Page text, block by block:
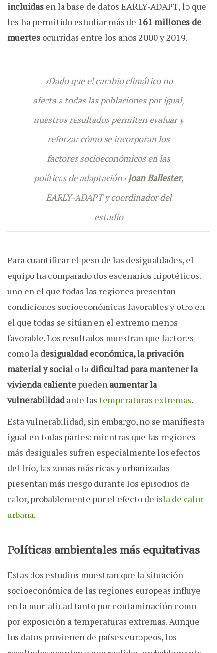
incluidas en la base de datos EARLY-ADAPT, lo que
les ha permitido estudiar más de 161 millones de
muertes ocurridas entre los años 2000 y 2019.
«Dado que el cambio climático no
afecta a todas las poblaciones por igual,
nuestros resultados permiten evaluar y
reforzar cómo se incorporan los
factores socioeconómicos en las
políticas de adaptación» Joan Ballester,
EARLY-ADAPT y coordinador del
estudio
Para cuantificar el peso de las desigualdades, el
equipo ha comparado dos escenarios hipotéticos:
uno en el que todas las regiones presentan
condiciones socioeconómicas favorables y otro en
el que todas se sitúan en el extremo menos
favorable. Los resultados muestran que factores
como la desigualdad económica, la privación
material y social o la dificultad para mantener la
vivienda caliente pueden aumentar la
vulnerabilidadante las temperaturas extremas.
Esta vulnerabilidad, sin embargo, no se manifiesta
igual en todas partes: mientras que las regiones
más desiguales sufren especialmente los efectos
del frío, las zonas más ricas y urbanizadas
presentan más riesgo durante los episodios de
calor, probablemente por el efecto de isla de calor
urbana.
Políticas ambientales más equitativas
Estas dos estudios muestran que la situación
socioeconómica de las regiones europeas influye
en la mortalidad tanto por contaminación como
por exposición a temperaturas extremas. Aunque
los datos provienen de países europeos, los